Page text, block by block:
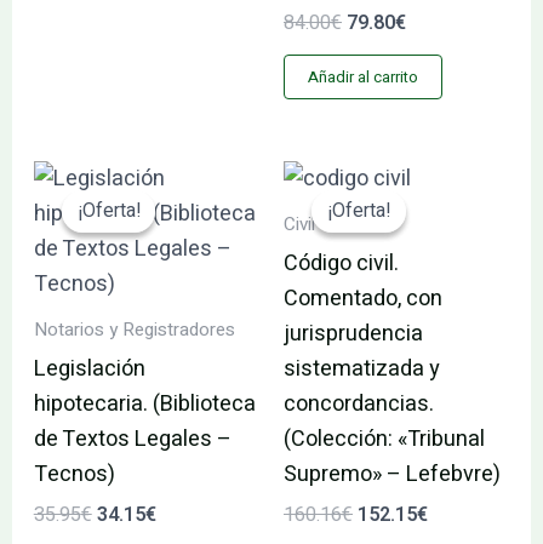
84.00€ 79.80€
Añadir al carrito
¡Oferta!
¡Oferta!
Notarios y Registradores
Legislación
hipotecaria. (Biblioteca
de Textos Legales –
Tecnos)
35.95€
El
precio
original
era:
35.95€.
34.15€
El
precio
actual
es:
¡Oferta!
¡Oferta!
Civil
Código civil.
Comentado, con
jurisprudencia
sistematizada y
concordancias.
(Colección: «Tribunal
Supremo» – Lefebvre)
160.16€
El
precio
original
era:
160.16€.
152.15€